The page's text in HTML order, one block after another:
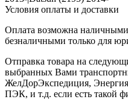
Условия оплаты и доставки
Оплата возможна
безналичными только для
Отправка товара на
выбранных Вами
ЖелДорЭкспедиция,
ПЭК, и т.д. если есть такой